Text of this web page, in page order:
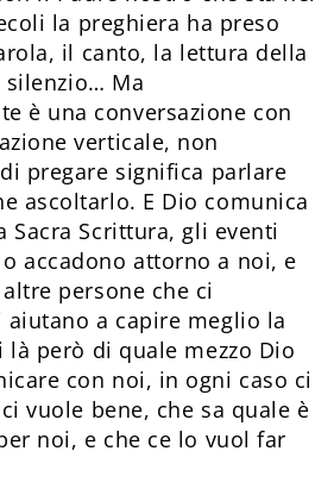
la preghiera ha preso
il canto, la lettura della
silenzio… Ma
è una conversazione con
verticale, non
pregare significa parlare
ascoltarlo. E Dio comunica
Sacra Scrittura, gli eventi
accadono attorno a noi, e
persone che ci
aiutano a capire meglio la
là però di quale mezzo Dio
con noi, in ogni caso ci
vuole bene, che sa quale è
noi, e che ce lo vuol far